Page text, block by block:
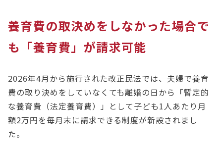
養育費の取決めをしなかった場合で
も「養育費」が請求可能
2026年4月から施行された改正民法では、夫婦で養育
費の取り決めをしていなくても離婚の日から「暫定的
な養育費（法定養育費）」として子ども1人あたり月
額2万円を毎月末に請求できる制度が新設されまし
た。